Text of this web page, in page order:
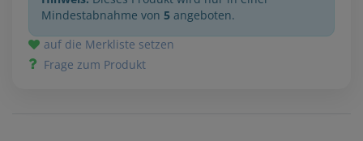
Mindestabnahme von 5 angeboten.
auf die Merkliste setzen
Frage zum Produkt